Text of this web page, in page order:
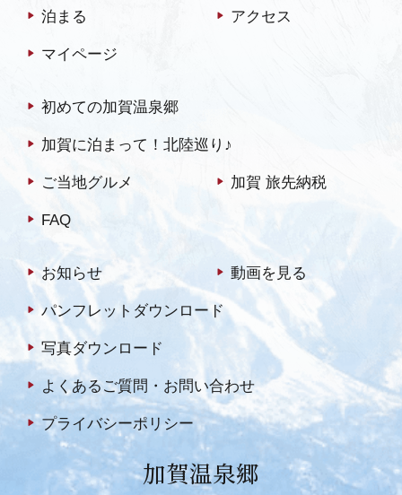
泊まる アクセス
マイページ
初めての加賀温泉郷
加賀に泊まって！北陸巡り♪
ご当地グルメ 加賀 旅先納税
FAQ
お知らせ 動画を見る
パンフレットダウンロード
写真ダウンロード
よくあるご質問・お問い合わせ
プライバシーポリシー
加賀温泉郷